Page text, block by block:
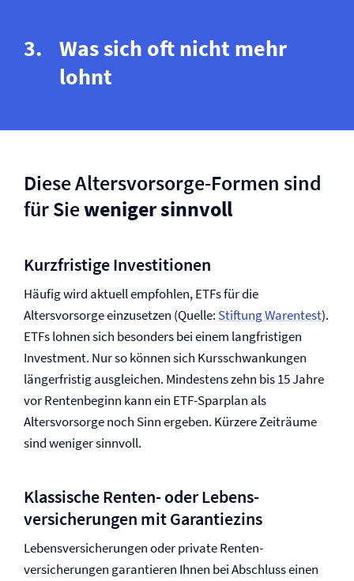
Was sich oft nicht mehr
lohnt
Diese Altersvorsorge-Formen sind
für Sieweniger sinnvoll
Kurzfristige Investitionen
Häufig wird aktuell empfohlen, ETFs für die
Altersvorsorge einzusetzen (Quelle: Stiftung Warentest).
ETFs lohnen sich besonders bei einem langfristigen
Investment. Nur so können sich Kursschwankungen
längerfristig ausgleichen. Mindestens zehn bis 15 Jahre
vor Rentenbeginn kann ein ETF-Sparplan als
Altersvorsorge noch Sinn ergeben. Kürzere Zeiträume
sind weniger sinnvoll.
Klassische Renten- oder Lebens­
versicherungen mit Garantiezins
Lebens­versicherungen oder private Renten­
versicherungen garantieren Ihnen bei Abschluss einen